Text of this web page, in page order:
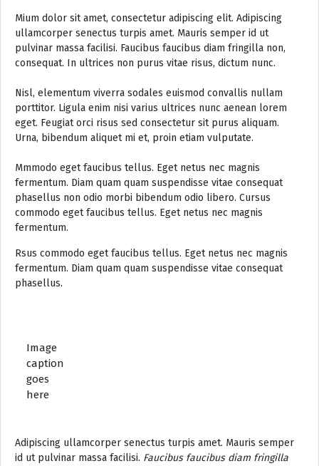
Mium dolor sit amet, consectetur adipiscing elit. Adipiscing
ullamcorper senectus turpis amet. Mauris semper id ut
pulvinar massa facilisi. Faucibus faucibus diam fringilla non,
consequat. In ultrices non purus vitae risus, dictum nunc.
Nisl, elementum viverra sodales euismod convallis nullam
porttitor. Ligula enim nisi varius ultrices nunc aenean lorem
eget. Feugiat orci risus sed consectetur sit purus aliquam.
Urna, bibendum aliquet mi et, proin etiam vulputate.
Mmmodo eget faucibus tellus. Eget netus nec magnis
fermentum. Diam quam quam suspendisse vitae consequat
phasellus non odio morbi bibendum odio libero. Cursus
commodo eget faucibus tellus. Eget netus nec magnis
fermentum.
Rsus commodo eget faucibus tellus. Eget netus nec magnis
fermentum. Diam quam quam suspendisse vitae consequat
phasellus.
Image
caption
goes
here
Adipiscing ullamcorper senectus turpis amet. Mauris semper
id ut pulvinar massa facilisi. Faucibus faucibus diam fringilla